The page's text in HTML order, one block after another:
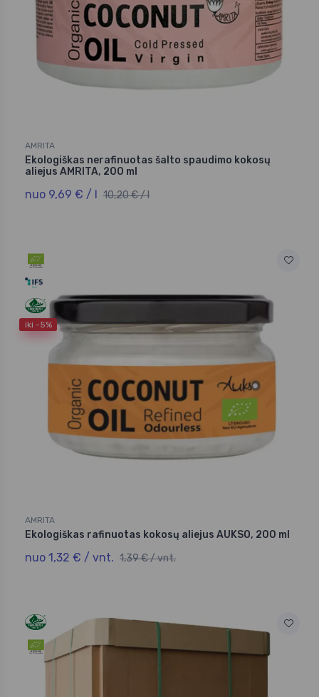
AMRITA
Ekologiškas nerafinuotas šalto spaudimo kokosų
aliejus AMRITA, 200 ml
nuo 9,69 € / l 10,20 € / l
iki -5%
AMRITA
Ekologiškas rafinuotas kokosų aliejus AUKSO, 200 ml
nuo 1,32 € / vnt. 1,39 € / vnt.